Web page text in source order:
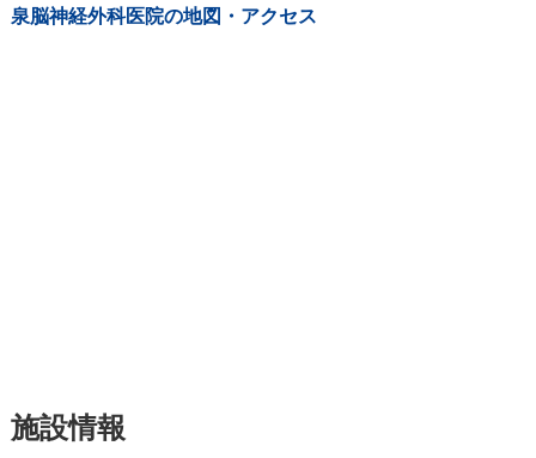
泉脳神経外科医院の地図・アクセス
施設情報